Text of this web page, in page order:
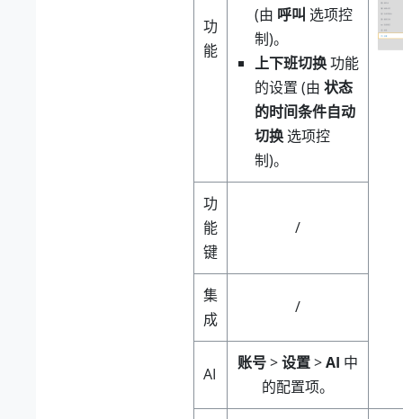
功
能
(由 呼叫 选项控
制)。
上下班切换功能
的设置 (由 状态
的时间条件自动
切换选项控
制)。
功
能
键
/
集
成
/
AI
账号>设置>AI 中
的配置项。